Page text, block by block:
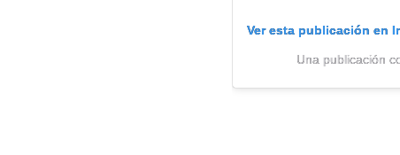
Ver esta publicación en
Una publicación